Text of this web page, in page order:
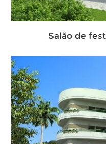
Salão de